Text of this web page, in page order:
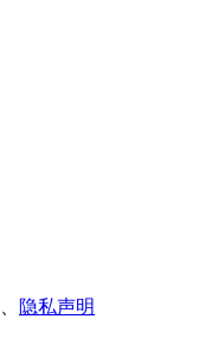
隐私声明